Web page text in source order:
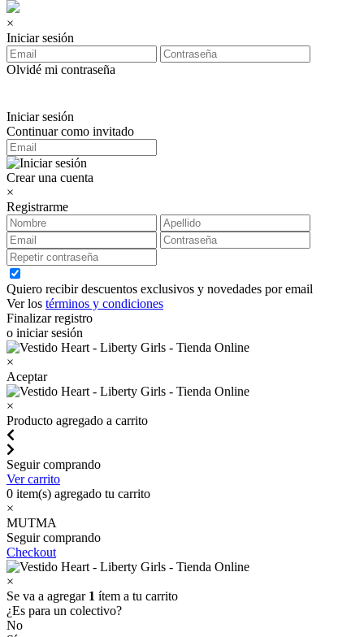
×
Iniciar sesión
Olvidé mi contraseña
Iniciar sesión
Continuar como invitado
Crear una cuenta
×
Registrarme
Quiero recibir descuentos exclusivos y novedades por email
Ver los términos y condiciones
Finalizar registro
o iniciar sesión
×
Aceptar
×
Producto agregado a carrito
Seguir comprando
Ver carrito
0 item(s) agregado tu carrito
×
MUTMA
Seguir comprando
Checkout
×
Se va a agregar 1 ítem a tu carrito
¿Es para un colectivo?
No